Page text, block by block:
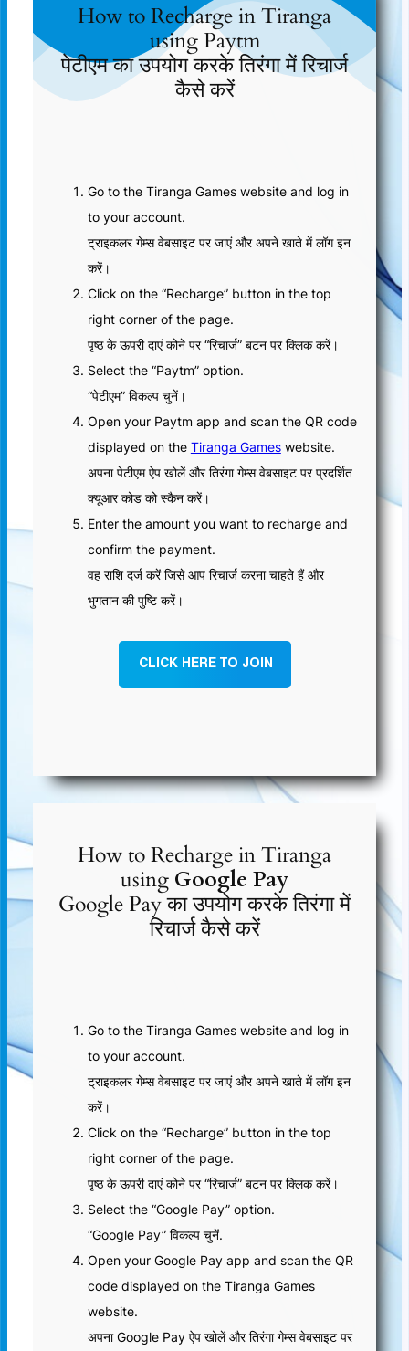
How to Recharge in Tiranga
using Paytm
पेटीएम का उपयोग करके तिरंगा में रिचार्ज
कैसे करें
Go to the Tiranga Games website and log in
to your account.
ट्राइकलर गेम्स वेबसाइट पर जाएं और अपने खाते में लॉग इन
करें।
Click on the “Recharge” button in the top
right corner of the page.
पृष्ठ के ऊपरी दाएं कोने पर “रिचार्ज” बटन पर क्लिक करें।
Select the “Paytm” option.
“पेटीएम” विकल्प चुनें।
Open your Paytm app and scan the QR code
displayed on the Tiranga Gameswebsite.
अपना पेटीएम ऐप खोलें और तिरंगा गेम्स वेबसाइट पर प्रदर्शित
क्यूआर कोड को स्कैन करें।
Enter the amount you want to recharge and
confirm the payment.
वह राशि दर्ज करें जिसे आप रिचार्ज करना चाहते हैं और
भुगतान की पुष्टि करें।
CLICK HERE TO JOIN
How to Recharge in Tiranga
using Google Pay
Google Pay का उपयोग करके तिरंगा में
रिचार्ज कैसे करें
Go to the Tiranga Games website and log in
to your account.
ट्राइकलर गेम्स वेबसाइट पर जाएं और अपने खाते में लॉग इन
करें।
Click on the “Recharge” button in the top
right corner of the page.
पृष्ठ के ऊपरी दाएं कोने पर “रिचार्ज” बटन पर क्लिक करें।
Select the “Google Pay” option.
“Google Pay” विकल्प चुनें.
Open your Google Pay app and scan the QR
code displayed on the Tiranga Games
website.
अपना Google Pay ऐप खोलें और तिरंगा गेम्स वेबसाइट पर